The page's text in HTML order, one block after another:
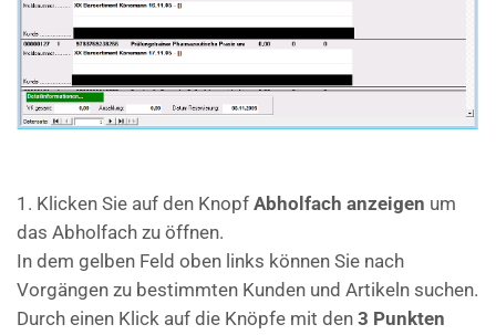
1. Klicken Sie auf den Knopf Abholfach anzeigen um
das Abholfach zu öffnen.
In dem gelben Feld oben links können Sie nach
Vorgängen zu bestimmten Kunden und Artikeln suchen.
Durch einen Klick auf die Knöpfe mit den 3 Punkten